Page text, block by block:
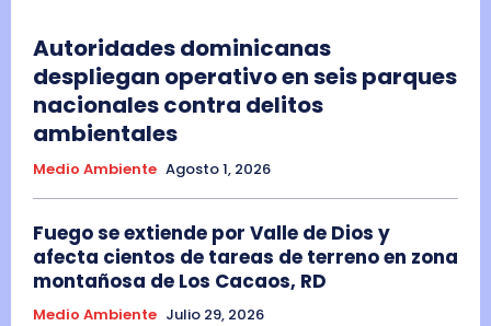
Autoridades dominicanas
despliegan operativo en seis parques
nacionales contra delitos
ambientales
Medio Ambiente Agosto 1, 2026
Fuego se extiende por Valle de Dios y
afecta cientos de tareas de terreno en zona
montañosa de Los Cacaos, RD
Medio Ambiente Julio 29, 2026